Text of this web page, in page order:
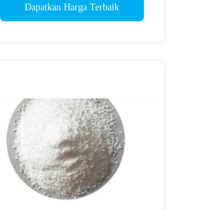
Dapatkan Harga Terbaik